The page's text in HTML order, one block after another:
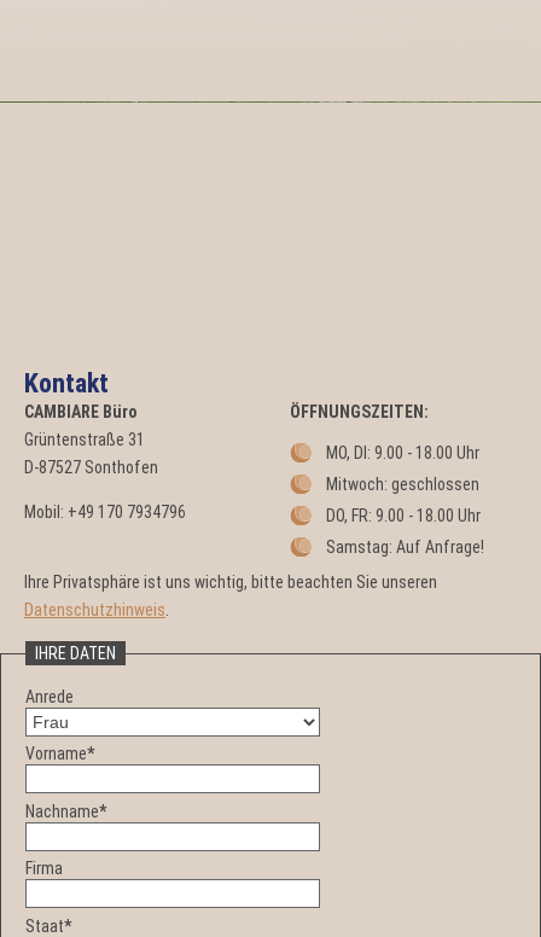
Kontakt
CAMBIARE Büro
Grüntenstraße 31
D-87527 Sonthofen
Mobil: +49 170 7934796
ÖFFNUNGSZEITEN:
MO, DI: 9.00 - 18.00 Uhr
Mitwoch: geschlossen
DO, FR: 9.00 - 18.00 Uhr
Samstag: Auf Anfrage!
Ihre Privatsphäre ist uns wichtig, bitte beachten Sie unseren
Datenschutzhinweis
IHRE DATEN
Anrede
Vorname*
Nachname*
Firma
Staat*